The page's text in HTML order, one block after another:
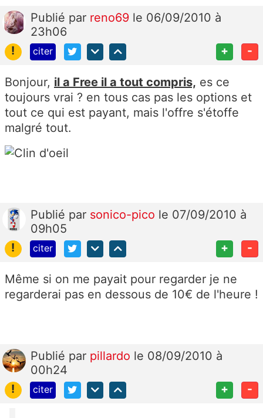
Publié par reno69 le 06/09/2010 à
23h06
!
citer + -
Bonjour, il a Free il a tout compris, es ce
toujours vrai ? en tous cas pas les options et
tout ce qui est payant, mais l'offre s'étoffe
malgré tout.
Publié par sonico-pico le 07/09/2010 à
09h05
!
citer + -
Même si on me payait pour regarder je ne
regarderai pas en dessous de 10€ de l'heure !
Publié par pillardo le 08/09/2010 à
00h24
!
citer + -